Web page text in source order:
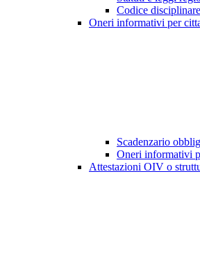
Codice
Oneri informativi per
Scadenzario
Oneri informativi
Attestazioni OIV o